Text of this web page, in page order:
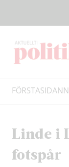
innehållet
headern
FÖRSTASIDAN
Linde i
fotspår